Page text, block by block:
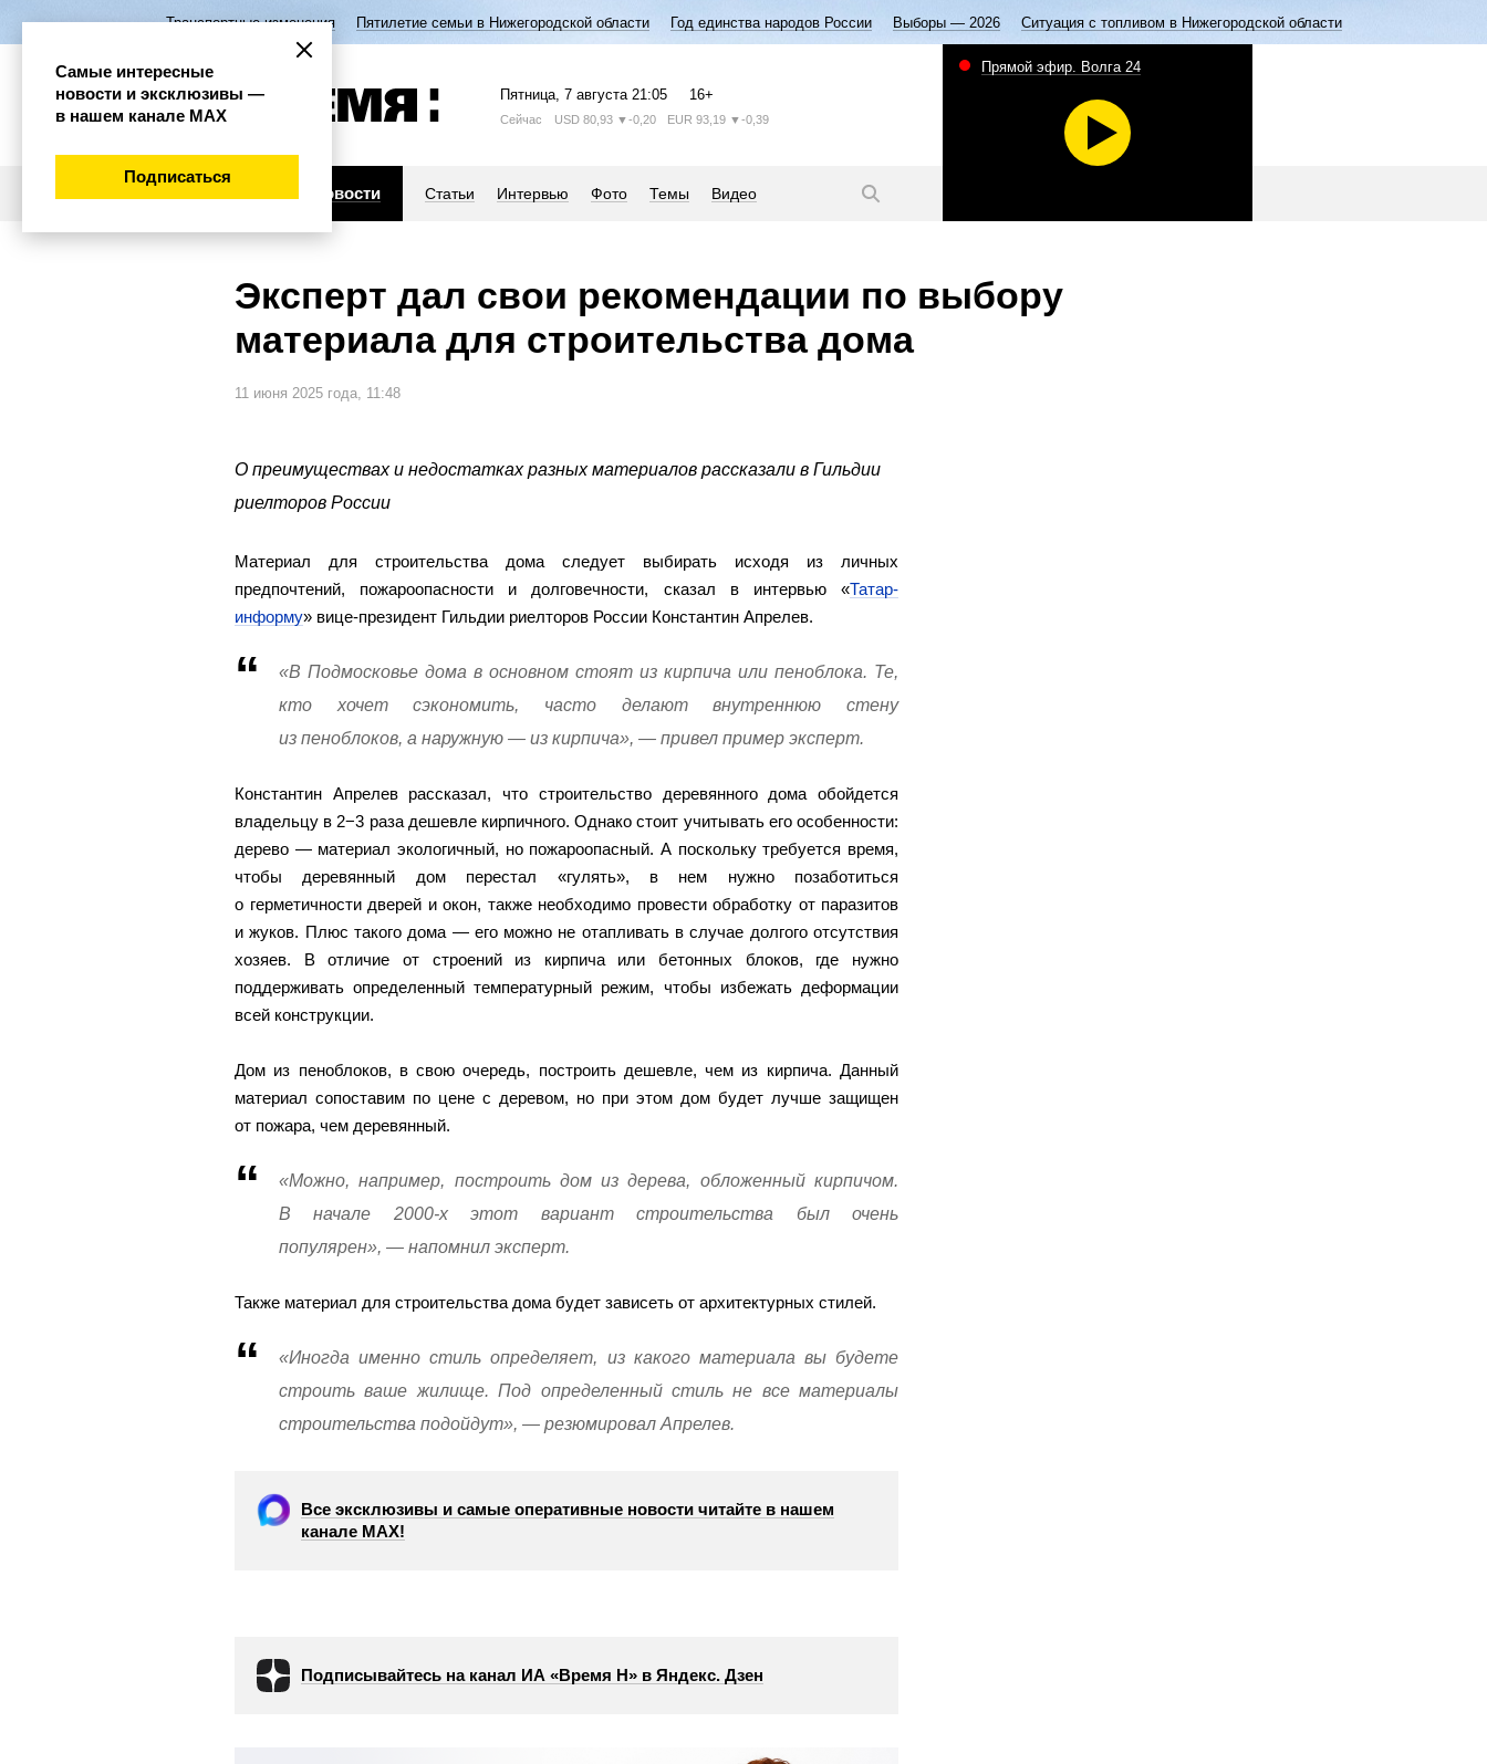
Транспортные изменения Пятилетие семьи в Нижегородской области Год единства народов России Выборы — 2026 Ситуация с топливом в Нижегородской области
Пятница, 7 августа 21:05 16+
Сейчас USD 80,93 ▼-0,20 EUR 93,19 ▼-0,39
Новости Статьи Интервью Фото Темы Видео
Прямой эфир. Волга 24
Эксперт дал свои рекомендации по выбору
материала для строительства дома
11 июня 2025 года, 11:48
О преимуществах и недостатках разных материалов рассказали в Гильдии
риелторов России
Материал для строительства дома следует выбирать исходя из личных
предпочтений, пожароопасности и долговечности, сказал в интервью «Татар-
информу» вице-президент Гильдии риелторов России Константин Апрелев.
«В Подмосковье дома в основном стоят из кирпича или пеноблока. Те,
кто хочет сэкономить, часто делают внутреннюю стену
из пеноблоков, а наружную — из кирпича», — привел пример эксперт.
Константин Апрелев рассказал, что строительство деревянного дома обойдется
владельцу в 2−3 раза дешевле кирпичного. Однако стоит учитывать его особенности:
дерево — материал экологичный, но пожароопасный. А поскольку требуется время,
чтобы деревянный дом перестал «гулять», в нем нужно позаботиться
о герметичности дверей и окон, также необходимо провести обработку от паразитов
и жуков. Плюс такого дома — его можно не отапливать в случае долгого отсутствия
хозяев. В отличие от строений из кирпича или бетонных блоков, где нужно
поддерживать определенный температурный режим, чтобы избежать деформации
всей конструкции.
Дом из пеноблоков, в свою очередь, построить дешевле, чем из кирпича. Данный
материал сопоставим по цене с деревом, но при этом дом будет лучше защищен
от пожара, чем деревянный.
«Можно, например, построить дом из дерева, обложенный кирпичом.
В начале 2000-х этот вариант строительства был очень
популярен», — напомнил эксперт.
Также материал для строительства дома будет зависеть от архитектурных стилей.
«Иногда именно стиль определяет, из какого материала вы будете
строить ваше жилище. Под определенный стиль не все материалы
строительства подойдут», — резюмировал Апрелев.
Все эксклюзивы и самые оперативные новости читайте в нашем
канале МАХ!
Подписывайтесь на канал ИА «Время Н» в Яндекс. Дзен
Самые интересные
новости и эксклюзивы —
в нашем канале МАХ
Подписаться